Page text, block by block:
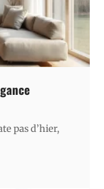
pas d’hier,